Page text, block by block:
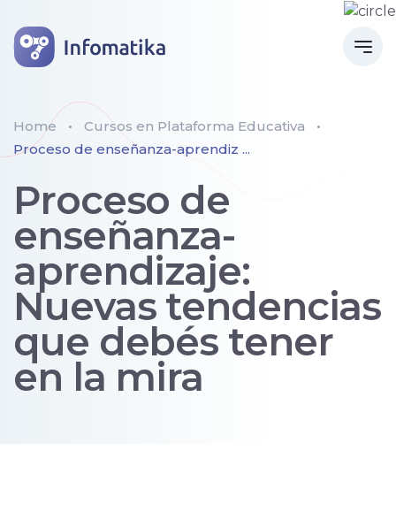
Home
Cursos en Plataforma Educativa
Proceso de enseñanza-aprendiz ...
Proceso de
enseñanza-
aprendizaje:
Nuevas tendencias
que debés tener
en la mira